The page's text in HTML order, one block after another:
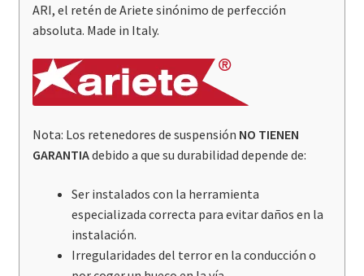
ARI, el retén de Ariete sinónimo de perfección
absoluta. Made in Italy.
Nota: Los retenedores de suspensión NO TIENEN
GARANTIAdebido a que su durabilidad depende de:
Ser instalados con la herramienta
especializada correcta para evitar daños en la
instalación.
Irregularidades del terror en la conducción o